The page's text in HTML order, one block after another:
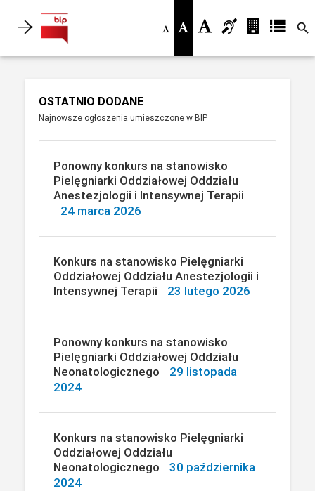
search
OSTATNIO DODANE
Najnowsze ogłoszenia umieszczone w BIP
Ponowny konkurs na stanowisko
Pielęgniarki Oddziałowej Oddziału
Anestezjologii i Intensywnej Terapii
24 marca 2026
Konkurs na stanowisko Pielęgniarki
Oddziałowej Oddziału Anestezjologii i
Intensywnej Terapii
23 lutego 2026
Ponowny konkurs na stanowisko
Pielęgniarki Oddziałowej Oddziału
Neonatologicznego
29 listopada
2024
Konkurs na stanowisko Pielęgniarki
Oddziałowej Oddziału
Neonatologicznego
30 października
2024